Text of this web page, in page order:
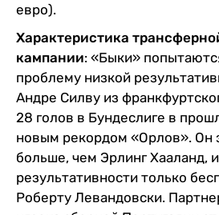
евро).
Характеристика
кампании: «Быки»
проблему низкой
Андре Силву из
28 голов в Бундеслиге в
новым рекордом «Орлов». Он
больше, чем Эрлинг Хааланд,
результативности только
Роберту Левандовски.